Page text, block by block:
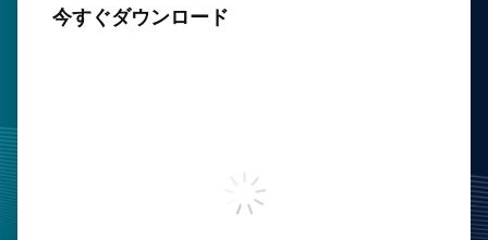
今すぐダウンロード